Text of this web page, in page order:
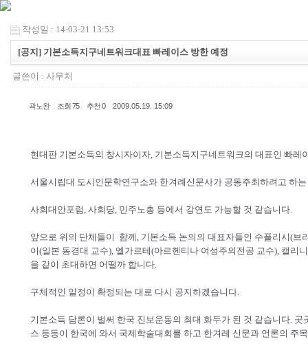
작성일 : 14-03-21 13:53
[공지] 기본소득지구네트워크대표 빠레이스 방한 예정
글쓴이 : 사무처
곽노완 조회 75 추천 0 2009.05.19. 15:09
현대판 기본소득의 창시자이자, 기본소득지구네트워크의 대표인 빠레
서울시립대 도시인문학연구소와 한겨례신문사가 공동주최하려고 하
사회대안포럼, 사회당, 민주노총 등에서 강연도 가능할 것 같습니다.
앞으로 위의 단체들이 함께, 기본소득 논의의 대표자들인 수플리시(브
이(일본 동경대 교수), 엘가르테(아르헨티나 여성주의전공 교수), 캘리
을 같이 초대하면 어떨까 합니다.
구체적인 일정이 확정되는 대로 다시 공지하겠습니다.
기본소득 담론이 벌써 한국 진보운동의 최대 화두가 된 것 같습니다.
스 등등이 한국에 와서 국제학술대회를 하고 한겨레 신문과 언론의 주